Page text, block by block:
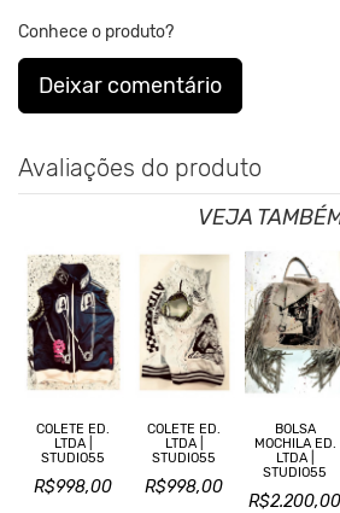
Conhece o produto?
Deixar comentário
Avaliações do produto
VEJA
COLETE ED.
LTDA |
STUDIO55
R$998,00
COLETE ED.
LTDA |
STUDIO55
R$998,00
BOLSA
MOCHILA ED.
LTDA |
STUDIO55
R$2.200,00